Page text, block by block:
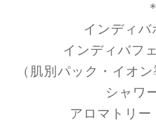
＊
インディ
インディバフ
（肌別パック・イオ
シャワ
アロマトリ